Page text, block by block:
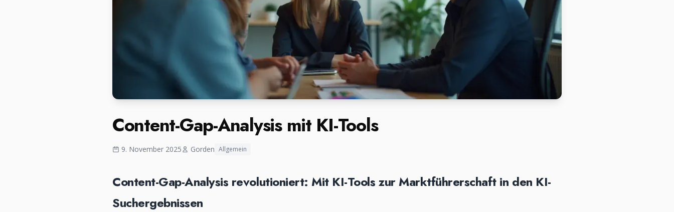
Content-Gap-Analysis mit KI-Tools
9. November 2025 Gorden Allgemein
Content-Gap-Analysis revolutioniert: Mit KI-Tools zur Marktführerschaft in den KI-
Suchergebnissen